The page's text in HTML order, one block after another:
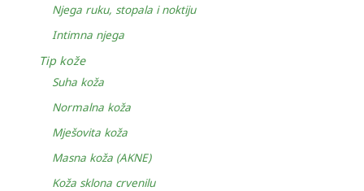
Njega ruku, stopala i noktiju
Intimna njega
Tip kože
Suha koža
Normalna koža
Mješovita koža
Masna koža (AKNE)
Koža sklona crvenilu